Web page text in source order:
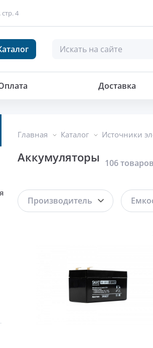
4
Доставка
Главная Каталог Источники
Аккумуляторы 106 товаров
Производитель